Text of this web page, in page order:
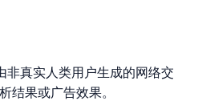
非真实人类用户生成的网络交
结果或广告效果。